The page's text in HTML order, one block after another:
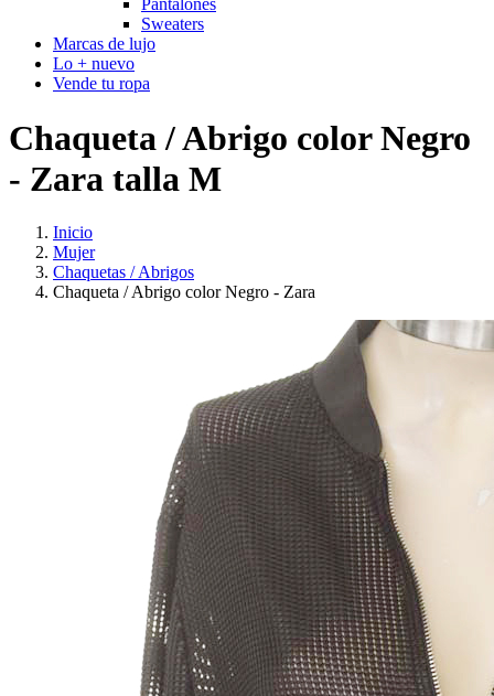
Pantalones
Sweaters
Marcas de lujo
Lo + nuevo
Vende tu ropa
Chaqueta / Abrigo color Negro
- Zara talla M
Inicio
Mujer
Chaquetas / Abrigos
Chaqueta / Abrigo color Negro - Zara